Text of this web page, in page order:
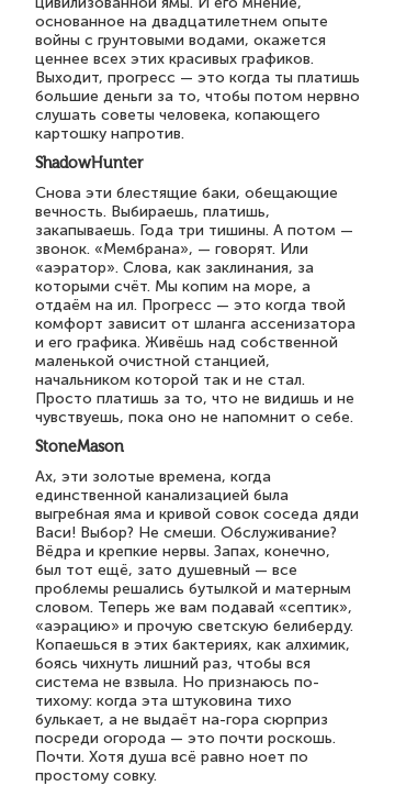
основанное на двадцатилетнем опыте
войны с грунтовыми водами, окажется
ценнее всех этих красивых графиков.
Выходит, прогресс — это когда ты платишь
большие деньги за то, чтобы потом нервно
слушать советы человека, копающего
картошку напротив.
ShadowHunter
Снова эти блестящие баки, обещающие
вечность. Выбираешь, платишь,
закапываешь. Года три тишины. А потом —
звонок. «Мембрана», — говорят. Или
«аэратор». Слова, как заклинания, за
которыми счёт. Мы копим на море, а
отдаём на ил. Прогресс — это когда твой
комфорт зависит от шланга ассенизатора
и его графика. Живёшь над собственной
маленькой очистной станцией,
начальником которой так и не стал.
Просто платишь за то, что не видишь и не
чувствуешь, пока оно не напомнит о себе.
StoneMason
Ах, эти золотые времена, когда
единственной канализацией была
выгребная яма и кривой совок соседа дяди
Васи! Выбор? Не смеши. Обслуживание?
Вёдра и крепкие нервы. Запах, конечно,
был тот ещё, зато душевный — все
проблемы решались бутылкой и матерным
словом. Теперь же вам подавай «септик»,
«аэрацию» и прочую светскую белиберду.
Копаешься в этих бактериях, как алхимик,
боясь чихнуть лишний раз, чтобы вся
система не взвыла. Но признаюсь по-
тихому: когда эта штуковина тихо
булькает, а не выдаёт на-гора сюрприз
посреди огорода — это почти роскошь.
Почти. Хотя душа всё равно ноет по
простому совку.